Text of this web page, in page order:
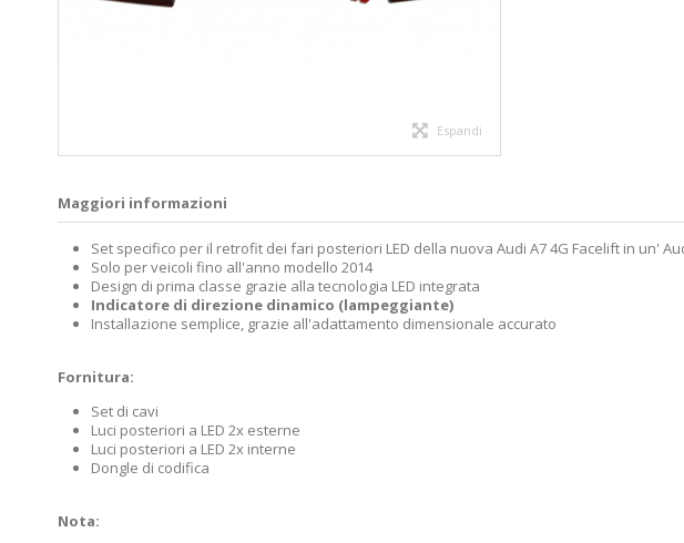
Espandi
Maggiori informazioni
Set specifico per il retrofit dei fari posteriori LED della nuova Audi A7 4G Facelift in un'
Solo per veicoli fino all'anno modello 2014
Design di prima classe grazie alla tecnologia LED integrata
Indicatore di direzione dinamico (lampeggiante)
Installazione semplice, grazie all'adattamento dimensionale accurato
Fornitura:
Set di cavi
Luci posteriori a LED 2x esterne
Luci posteriori a LED 2x interne
Dongle di codifica
Nota: